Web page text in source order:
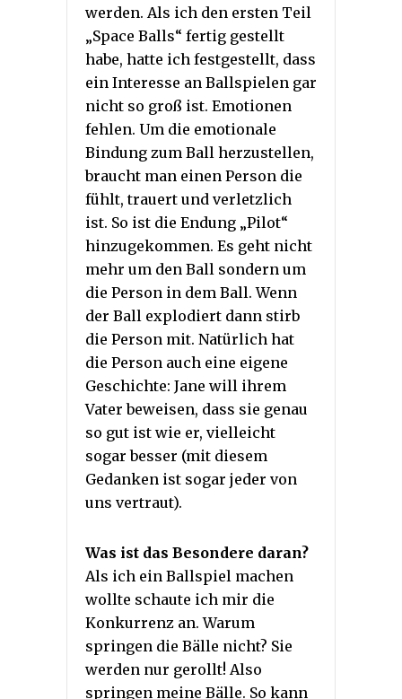
werden. Als ich den ersten Teil
„Space Balls“ fertig gestellt
habe, hatte ich festgestellt, dass
ein Interesse an Ballspielen gar
nicht so groß ist. Emotionen
fehlen. Um die emotionale
Bindung zum Ball herzustellen,
braucht man einen Person die
fühlt, trauert und verletzlich
ist. So ist die Endung „Pilot“
hinzugekommen. Es geht nicht
mehr um den Ball sondern um
die Person in dem Ball. Wenn
der Ball explodiert dann stirb
die Person mit. Natürlich hat
die Person auch eine eigene
Geschichte: Jane will ihrem
Vater beweisen, dass sie genau
so gut ist wie er, vielleicht
sogar besser (mit diesem
Gedanken ist sogar jeder von
uns vertraut).
Was ist das Besondere daran?
Als ich ein Ballspiel machen
wollte schaute ich mir die
Konkurrenz an. Warum
springen die Bälle nicht? Sie
werden nur gerollt! Also
springen meine Bälle. So kann